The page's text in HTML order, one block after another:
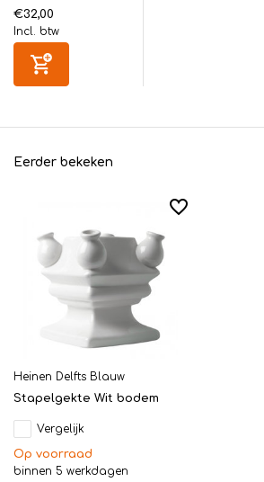
€32,00
Incl. btw
Eerder bekeken
Heinen Delfts Blauw
Stapelgekte Wit bodem
Vergelijk
Op voorraad
binnen 5 werkdagen